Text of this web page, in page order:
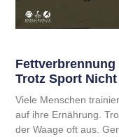
Trotz Sport
Viele Menschen
auf ihre Ernährung.
der Waage oft aus.